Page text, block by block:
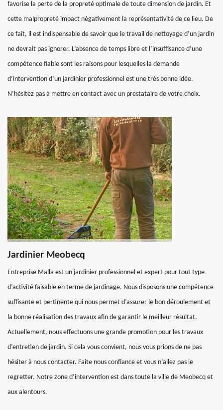
favorise la perte de la propreté optimale de toute dimension de jardin. Et
cette malpropreté impact négativement la représentativité de ce lieu. De
ce fait, il est indispensable de savoir que le travail de nettoyage d’un jardin
ne devrait pas ignorer. L’absence de temps libre et l’insuffisance d’une
compétence fiable sont les raisons pour lesquelles la demande
d’intervention d’un jardinier professionnel est une très bonne idée.
N’hésitez pas à mettre en contact avec un prestataire de votre choix.
Jardinier Meobecq
Entreprise Malla est un jardinier professionnel et expert pour tout type
d’activité faisable en terme de jardinage. Nous disposons une compétence
suffisante et pertinente qui nous permet d’assurer le bon déroulement et
la bonne réalisation des travaux afin de garantir le meilleur résultat.
Actuellement, nous effectuons une grande promotion pour les travaux
d’entretien de jardin. Si cela vous convient, nous vous prions de ne pas
hésiter à nous contacter. Faite nous confiance et vous n’allez pas le
regretter. Notre zone d’intervention est dans toute la ville de Meobecq et
aux alentours.